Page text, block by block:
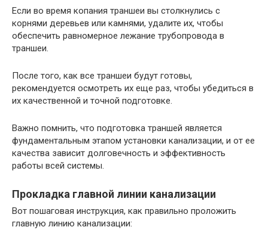
Если во время копания траншеи вы столкнулись с
корнями деревьев или камнями, удалите их, чтобы
обеспечить равномерное лежание трубопровода в
траншеи.
После того, как все траншеи будут готовы,
рекомендуется осмотреть их еще раз, чтобы убедиться в
их качественной и точной подготовке.
Важно помнить, что подготовка траншей является
фундаментальным этапом установки канализации, и от ее
качества зависит долговечность и эффективность
работы всей системы.
Прокладка главной линии канализации
Вот пошаговая инструкция, как правильно проложить
главную линию канализации: